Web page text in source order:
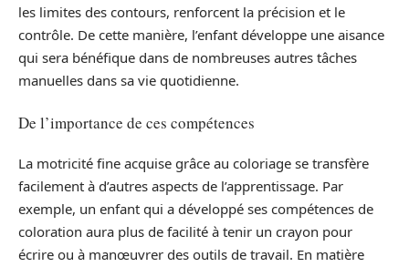
les limites des contours, renforcent la précision et le
contrôle. De cette manière, l’enfant développe une aisance
qui sera bénéfique dans de nombreuses autres tâches
manuelles dans sa vie quotidienne.
De l’importance de ces compétences
La motricité fine acquise grâce au coloriage se transfère
facilement à d’autres aspects de l’apprentissage. Par
exemple, un enfant qui a développé ses compétences de
coloration aura plus de facilité à tenir un crayon pour
écrire ou à manœuvrer des outils de travail. En matière